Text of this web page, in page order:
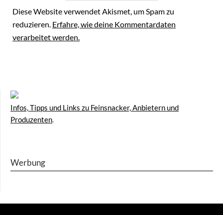
Diese Website verwendet Akismet, um Spam zu
reduzieren. Erfahre, wie deine Kommentardaten
verarbeitet werden.
Infos, Tipps und Links zu Feinsnacker, Anbietern und
Produzenten.
Werbung